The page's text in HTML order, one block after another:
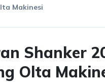
Makinesi
Shanker
Olta